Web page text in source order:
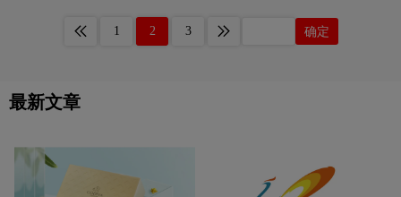
运动鞋logo设计 牙膏logo设计
运动品牌logo设计
中国logo设计 中医logo设计 棕色logo设计
画设计为抽象的枪和子弹，寓意目标新
闻对优质资讯的精确瞄准和反应敏锐，
与品牌名称相互呼应。与此同时，红色
现了目标新闻的资讯传播属性。标志颜
色选用代表冷静沉稳的黑色和代表醒目
角度等每个细节的设计都与目标新闻的
精准实用、品质第一、以及服务多元的
理念相吻合。
尚、温馨感。最终确定的LOGO，刚柔
并济，时尚、科技、智能，又不失亲和
1 2 3 确定
最新文章